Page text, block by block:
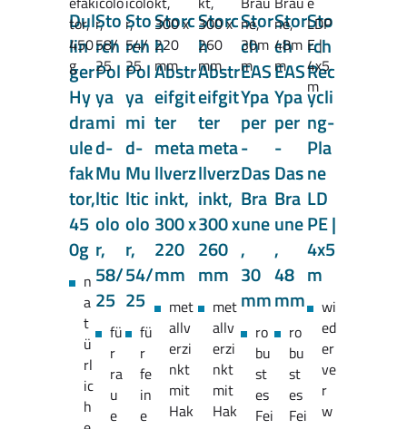
Dul
lin
ger
Hy
dra
ule
fak
tor,
45
0g
n
a
t
ü
rl
ic
h
Sto
rch
Pol
ya
mi
d-
Mu
ltic
olo
r,
58/
25
fü
r
ra
u
e
Sto
rch
Pol
ya
mi
d-
Mu
ltic
olo
r,
54/
25
fü
r
fe
in
e
Storc
h
Abstr
eifgit
ter
meta
llverz
inkt,
300 x
220
mm
met
allv
erzi
nkt
mit
Hak
Storc
h
Abstr
eifgit
ter
meta
llverz
inkt,
300 x
260
mm
met
allv
erzi
nkt
mit
Hak
Stor
ch
EAS
Ypa
per
-
Das
Bra
une
,
30
mm
ro
bu
st
es
Fei
Stor
ch
EAS
Ypa
per
-
Das
Bra
une
,
48
mm
ro
bu
st
es
Fei
Sto
rch
Rec
ycli
ng-
Pla
ne
LD
PE |
4x5
m
wi
ed
er
ve
r
w